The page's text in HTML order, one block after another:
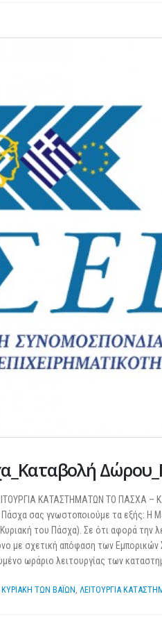
ΚΑΤΑΣΤΗΜΑΤΩΝ ΤΟ ΠΑΣΧΑ –
σας γνωστοποιούμε τα εξής: Η
του Πάσχα). Σε ότι αφορά την
με σχετική απόφαση των Εμπορικών
ωράριο λειτουργίας των
ΚΥΡΙΑΚΗ ΤΩΝ ΒΑΪΩΝ ΛΕΙΤΟΥΡΓΙΑ